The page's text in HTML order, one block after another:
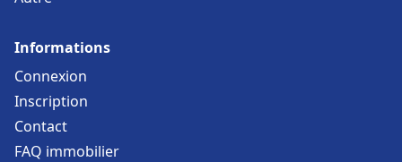
Informations
Connexion
Inscription
Contact
FAQ immobilier